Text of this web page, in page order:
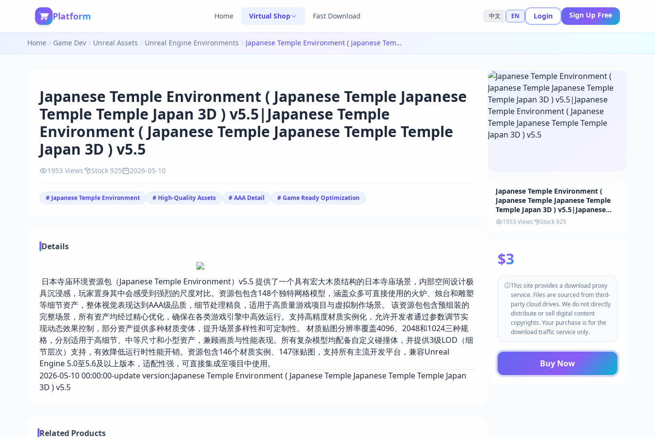
Platform Home Virtual Shop Fast Download 中文 EN Login Sign Up Free
Home Game Dev Unreal Assets Unreal Engine Environments Japanese Temple Environment ( Japanese Temple Japanese Temple Temple Japan 3D ) v5.5|Japanese Temple Environment ( Japanese Temple Japanese Temple Temple Japan 3D ) v5.5
Japanese Temple Environment ( Japanese Temple Japanese
Temple Temple Japan 3D ) v5.5|Japanese Temple
Environment ( Japanese Temple Japanese Temple Temple
Japan 3D ) v5.5
1953 Views Stock 925 2026-05-10
# Japanese Temple Environment # High-Quality Assets # AAA Detail # Game Ready Optimization
Details
日本寺庙环境资源包（Japanese Temple Environment）v5.5 提供了一个具有宏大木质结构的日本寺庙场景，内部空间设计极
具沉浸感，玩家置身其中会感受到强烈的尺度对比。资源包包含148个独特网格模型，涵盖众多可直接使用的火炉、烛台和雕塑
等细节资产，整体视觉表现达到AAA级品质，细节处理精良，适用于高质量游戏项目与虚拟制作场景。 该资源包包含预组装的
完整场景，所有资产均经过精心优化，确保在各类游戏引擎中高效运行。支持高精度材质实例化，允许开发者通过参数调节实
现动态效果控制，部分资产提供多种材质变体，提升场景多样性和可定制性。 材质贴图分辨率覆盖4096、2048和1024三种规
格，分别适用于高细节、中等尺寸和小型资产，兼顾画质与性能表现。所有复杂模型均配备自定义碰撞体，并提供3级LOD（细
节层次）支持，有效降低运行时性能开销。资源包含146个材质实例、147张贴图，支持所有主流开发平台，兼容Unreal
Engine 5.0至5.6及以上版本，适配性强，可直接集成至项目中使用。
2026-05-10 00:00:00-update version:Japanese Temple Environment ( Japanese Temple Japanese Temple Temple Japan
3D ) v5.5
Related Products
Japanese Temple Environment (
Japanese Temple Japanese Temple
Temple Japan 3D ) v5.5|Japanese
Temple Environment ( Japanese
Temple Japanese Temple Temple
1953 Views Stock 925
$3
This site provides a download proxy
service. Files are sourced from third-
party cloud drives. We do not directly
distribute or sell digital content
copyrights. Your purchase is for the
download traffic service only.
Buy Now